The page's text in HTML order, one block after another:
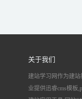
关于我们
建站学习网作为建
业提供迅睿cms模板